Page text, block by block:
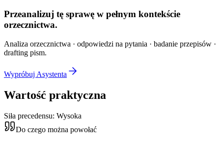
Przeanalizuj tę sprawę w pełnym kontekście
orzecznictwa.
Analiza orzecznictwa · odpowiedzi na pytania · badanie przepisów ·
drafting pism.
Wypróbuj Asystenta
Wartość praktyczna
Siła precedensu: Wysoka
Do czego można powołać